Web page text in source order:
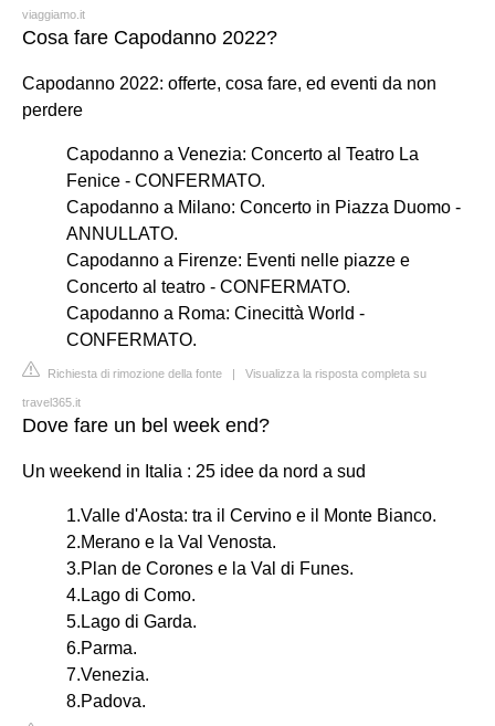
viaggiamo.it
Cosa fare Capodanno 2022?
Capodanno 2022: offerte, cosa fare, ed eventi da non
perdere
Capodanno a Venezia: Concerto al Teatro La
Fenice - CONFERMATO.
Capodanno a Milano: Concerto in Piazza Duomo -
ANNULLATO.
Capodanno a Firenze: Eventi nelle piazze e
Concerto al teatro - CONFERMATO.
Capodanno a Roma: Cinecittà World -
CONFERMATO.
Richiesta di rimozione della fonte | Visualizza la risposta completa su
travel365.it
Dove fare un bel week end?
Un weekend in Italia : 25 idee da nord a sud
1.Valle d'Aosta: tra il Cervino e il Monte Bianco.
2.Merano e la Val Venosta.
3.Plan de Corones e la Val di Funes.
4.Lago di Como.
5.Lago di Garda.
6.Parma.
7.Venezia.
8.Padova.